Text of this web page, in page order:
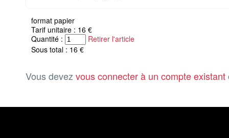
format papier
Tarif unitaire : 16 €
Quantité :
Retirer l'article
Sous total : 16 €
Vous devez vous connecter à un compte existant